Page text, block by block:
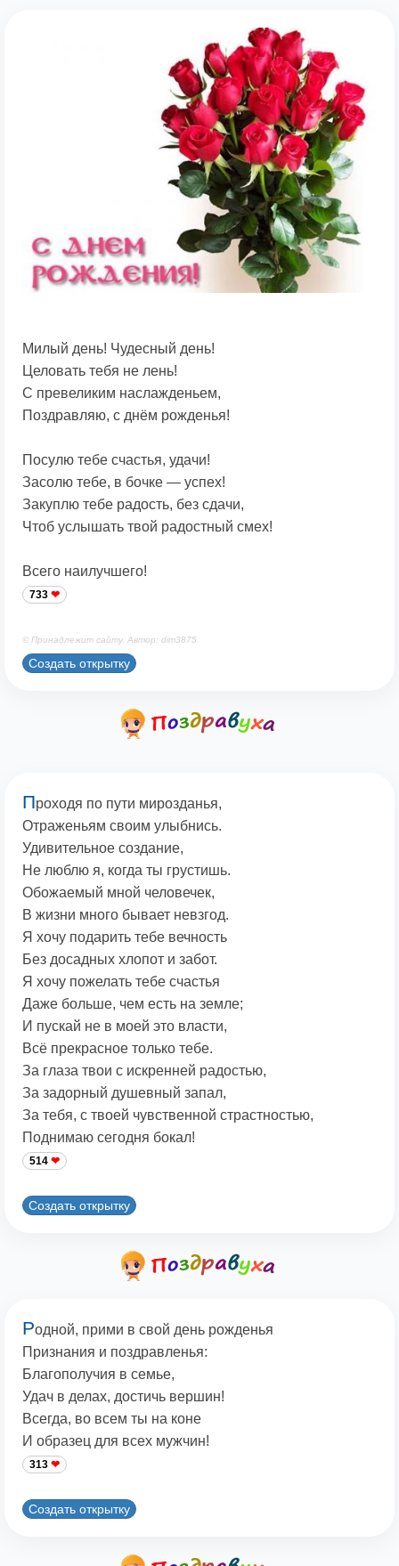
Милый день! Чудесный день!
Целовать тебя не лень!
С превеликим наслажденьем,
Поздравляю, с днём рожденья!
Посулю тебе счастья, удачи!
Засолю тебе, в бочке — успех!
Закуплю тебе радость, без сдачи,
Чтоб услышать твой радостный смех!
Всего наилучшего!
733
© Принадлежит сайту. Автор: dim3875
Создать открытку
Проходя по пути мирозданья,
Отраженьям своим улыбнись.
Удивительное создание,
Не люблю я, когда ты грустишь.
Обожаемый мной человечек,
В жизни много бывает невзгод.
Я хочу подарить тебе вечность
Без досадных хлопот и забот.
Я хочу пожелать тебе счастья
Даже больше, чем есть на земле;
И пускай не в моей это власти,
Всё прекрасное только тебе.
За глаза твои с искренней радостью,
За задорный душевный запал,
За тебя, с твоей чувственной страстностью,
Поднимаю сегодня бокал!
514
Создать открытку
Родной, прими в свой день рожденья
Признания и поздравленья:
Благополучия в семье,
Удач в делах, достичь вершин!
Всегда, во всем ты на коне
И образец для всех мужчин!
313
Создать открытку